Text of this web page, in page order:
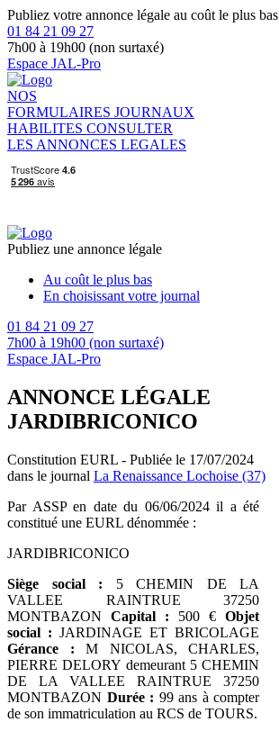
Publiez votre annonce légale au coût le plus bas
01 84 21 09 27
7h00 à 19h00 (non surtaxé)
Espace JAL-Pro
NOS
FORMULAIRES JOURNAUX
HABILITES CONSULTER
LES ANNONCES LEGALES
Publiez une annonce légale
Au coût le plus bas
En choisissant votre journal
01 84 21 09 27
7h00 à 19h00 (non surtaxé)
Espace JAL-Pro
ANNONCE LÉGALE
JARDIBRICONICO
Constitution EURL - Publiée le 17/07/2024
dans le journal La Renaissance Lochoise (37)
Par ASSP en date du 06/06/2024 il a été
constitué une EURL dénommée :
JARDIBRICONICO
Siège social : 5 CHEMIN DE LA
VALLEE RAINTRUE 37250
MONTBAZON Capital : 500 € Objet
social : JARDINAGE ET BRICOLAGE
Gérance : M NICOLAS, CHARLES,
PIERRE DELORY demeurant 5 CHEMIN
DE LA VALLEE RAINTRUE 37250
MONTBAZON Durée : 99 ans à compter
de son immatriculation au RCS de TOURS.